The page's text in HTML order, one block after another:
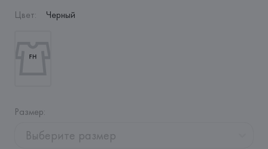
Цвет: Черный
Размер:
Выберите размер